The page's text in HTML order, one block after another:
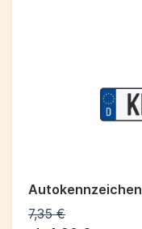
Autokennzeichen
7,35 €